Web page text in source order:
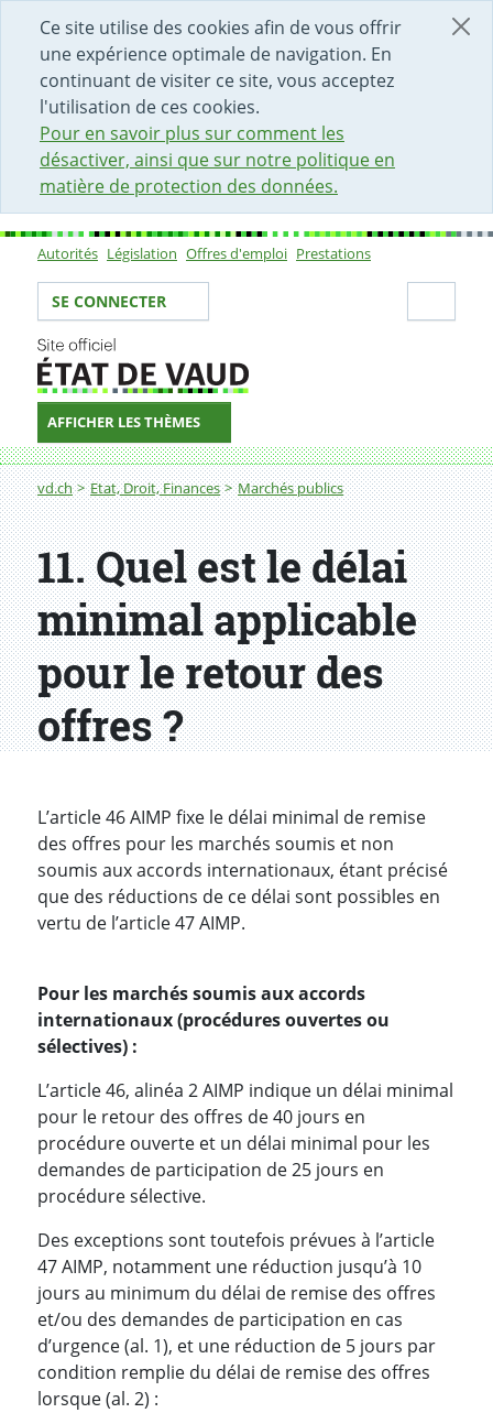
Ce site utilise des cookies afin de vous offrir
une expérience optimale de navigation. En
continuant de visiter ce site, vous acceptez
l'utilisation de ces cookies.
Pour en savoir plus sur comment les
désactiver, ainsi que sur notre politique en
matière de protection des données.
DÉBUT DU CONTENU DE LA PAGE
ACCÈS AU CHAMP DE RECHERCHE
PAGE D'ACCUEIL
FORMULAIRE DE CONTACT
Sous-navigation
Autorités Législation Offres d'emploi Prestations
Votre identité
SE CONNECTER
AFFICHER LES THÈMES
Fil d'Ariane
vd.ch Etat, Droit, Finances Marchés publics
11. Quel est le délai minimal applicable pour le retour
11. Quel est le délai
minimal applicable
pour le retour des
offres ?
L’article 46 AIMP fixe le délai minimal de remise
des offres pour les marchés soumis et non
soumis aux accords internationaux, étant précisé
que des réductions de ce délai sont possibles en
vertu de l’article 47 AIMP.
Pour les marchés soumis aux accords
internationaux (procédures ouvertes ou
sélectives) :
L’article 46, alinéa 2 AIMP indique un délai minimal
pour le retour des offres de 40 jours en
procédure ouverte et un délai minimal pour les
demandes de participation de 25 jours en
procédure sélective.
Des exceptions sont toutefois prévues à l’article
47 AIMP, notamment une réduction jusqu’à 10
jours au minimum du délai de remise des offres
et/ou des demandes de participation en cas
d’urgence (al. 1), et une réduction de 5 jours par
condition remplie du délai de remise des offres
lorsque (al. 2) :